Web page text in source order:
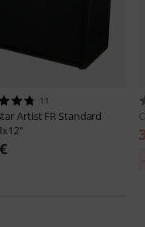
11
Artist FR Standard